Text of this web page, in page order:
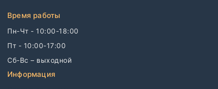
Время работы
Пн-Чт - 10:00-18:00
Пт - 10:00-17:00
Сб-Вс – выходной
Информация